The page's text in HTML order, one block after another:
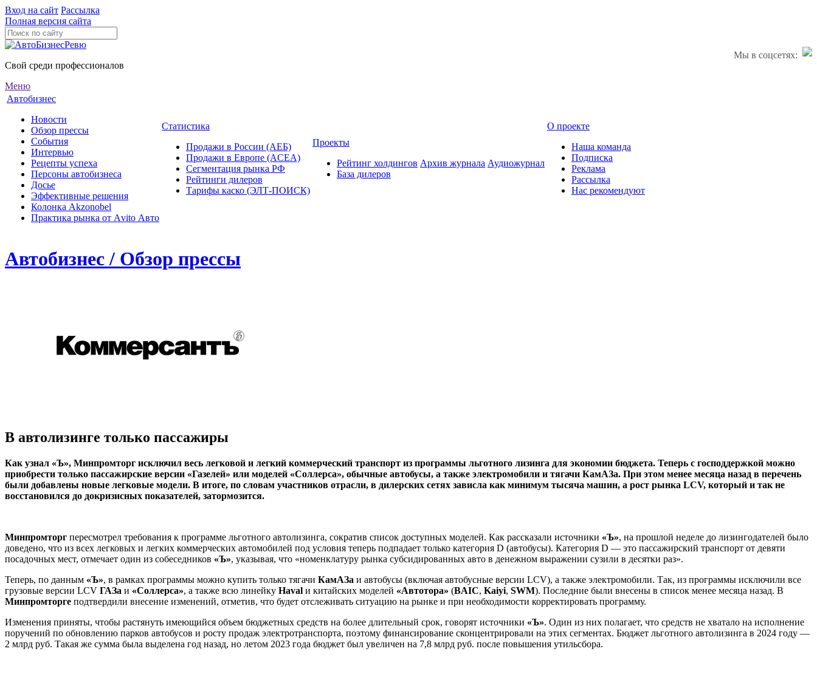
Вход на сайт Рассылка
Полная версия сайта
Мы в соцсетях:
Свой среди профессионалов
Меню
Автобизнес
Новости
Обзор прессы
События
Интервью
Рецепты успеха
Персоны автобизнеса
Досье
Эффективные решения
Колонка Akzonobel
Практика рынка от Аvito Авто
Статистика
Продажи в России (АЕБ)
Продажи в Европе (ACEA)
Сегментация рынка РФ
Рейтинги дилеров
Тарифы каско (ЭЛТ-ПОИСК)
Проекты
Рейтинг холдингов
База дилеров
Архив журнала Аудиожурнал
О проекте
Наша команда
Подписка
Реклама
Рассылка
Нас рекомендуют
Автобизнес / Обзор прессы
В автолизинге только пассажиры
Как узнал «Ъ», Минпромторг исключил весь легковой и легкий коммерческий транспорт из программы льготного лизинга для экономии бюджета. Теперь с господдержкой можно
приобрести только пассажирские версии «Газелей» или моделей «Соллерса», обычные автобусы, а также электромобили и тягачи КамАЗа. При этом менее месяца назад в перечень
были добавлены новые легковые модели. В итоге, по словам участников отрасли, в дилерских сетях зависла как минимум тысяча машин, а рост рынка LCV, который и так не
восстановился до докризисных показателей, затормозится.
Минпромторг пересмотрел требования к программе льготного автолизинга, сократив список доступных моделей. Как рассказали источники «Ъ», на прошлой неделе до лизингодателей было
доведено, что из всех легковых и легких коммерческих автомобилей под условия теперь подпадает только категория D (автобусы). Категория D — это пассажирский транспорт от девяти
посадочных мест, отмечает один из собеседников «Ъ», указывая, что «номенклатуру рынка субсидированных авто в денежном выражении сузили в десятки раз».
Теперь, по данным «Ъ», в рамках программы можно купить только тягачи КамАЗа и автобусы (включая автобусные версии LCV), а также электромобили. Так, из программы исключили все
грузовые версии LCV ГАЗа и «Соллерса», а также всю линейку Haval и китайских моделей «Автотора» (BAIC, Kaiyi, SWM). Последние были внесены в список менее месяца назад. В
Минпромторге подтвердили внесение изменений, отметив, что будет отслеживать ситуацию на рынке и при необходимости корректировать программу.
Изменения приняты, чтобы растянуть имеющийся объем бюджетных средств на более длительный срок, говорят источники «Ъ». Один из них полагает, что средств не хватало на исполнение
поручений по обновлению парков автобусов и росту продаж электротранспорта, поэтому финансирование сконцентрировали на этих сегментах. Бюджет льготного автолизинга в 2024 году —
2 млрд руб. Такая же сумма была выделена год назад, но летом 2023 года бюджет был увеличен на 7,8 млрд руб. после повышения утильсбора.